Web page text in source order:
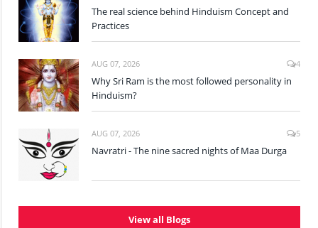
The real science behind Hinduism Concept and
Practices
AUG 07, 2026 4
Why Sri Ram is the most followed personality in
Hinduism?
AUG 07, 2026 5
Navratri - The nine sacred nights of Maa Durga
View all Blogs